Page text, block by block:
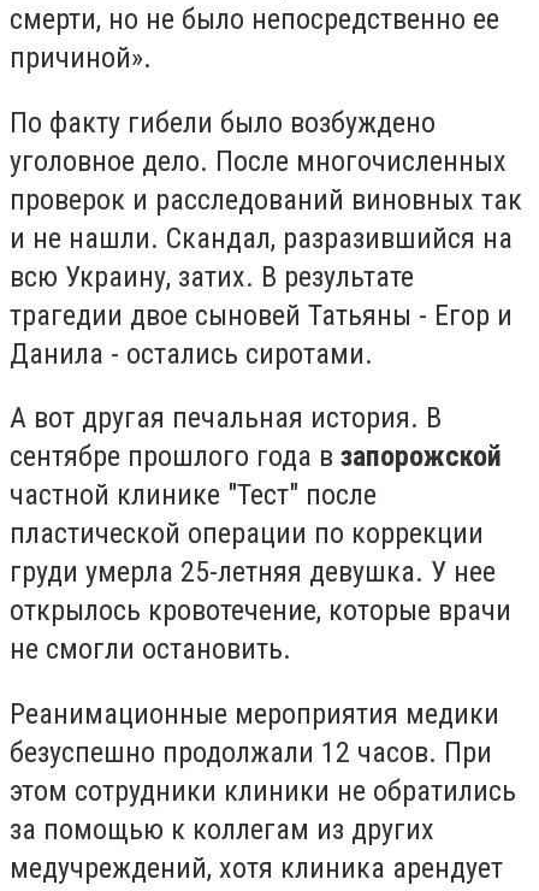
смерти, но не было непосредственно ее
причиной».
По факту гибели было возбуждено
уголовное дело. После многочисленных
проверок и расследований виновных так
и не нашли. Скандал, разразившийся на
всю Украину, затих. В результате
трагедии двое сыновей Татьяны - Егор и
Данила - остались сиротами.
А вот другая печальная история. В
сентябре прошлого года в запорожской
частной клинике "Тест" после
пластической операции по коррекции
груди умерла 25-летняя девушка. У нее
открылось кровотечение, которые врачи
не смогли остановить.
Реанимационные мероприятия медики
безуспешно продолжали 12 часов. При
этом сотрудники клиники не обратились
за помощью к коллегам из других
медучреждений, хотя клиника арендует